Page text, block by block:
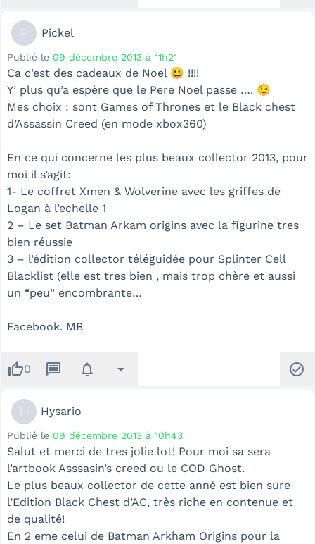
Pickel
Publié le 09 décembre 2013 à 11h21
Ca c’est des cadeaux de Noel 😀 !!!!
Y’ plus qu’a espère que le Pere Noel passe …. 😉
Mes choix : sont Games of Thrones et le Black chest
d’Assassin Creed (en mode xbox360)
En ce qui concerne les plus beaux collector 2013, pour
moi il s’agit:
1- Le coffret Xmen & Wolverine avec les griffes de
Logan à l’echelle 1
2 – Le set Batman Arkam origins avec la figurine tres
bien réussie
3 – l’édition collector téléguidée pour Splinter Cell
Blacklist (elle est tres bien , mais trop chère et aussi
un “peu” encombrante…
Facebook. MB
thumb_up0 message notifications arrow_drop_down check_circle
Hysario
Publié le 09 décembre 2013 à 10h43
Salut et merci de tres jolie lot! Pour moi sa sera
l’artbook Asssasin’s creed ou le COD Ghost.
Le plus beaux collector de cette anné est bien sure
l’Edition Black Chest d’AC, très riche en contenue et
de qualité!
En 2 eme celui de Batman Arkham Origins pour la